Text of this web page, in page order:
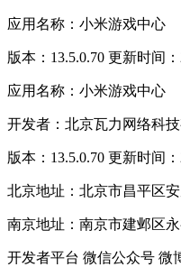
应用名称：小米游戏中心
版本：13.5.0.70 更新时间
应用名称：小米游戏中心
开发者：北京瓦力网络科
版本：13.5.0.70 更新时间
北京地址：北京市昌平区
南京地址：南京市建邺区
开发者平台 微信公众号 微